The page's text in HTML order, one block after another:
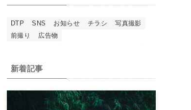
DTP SNS お知らせ チラシ
写真撮影
前撮り
広告物
新着記事